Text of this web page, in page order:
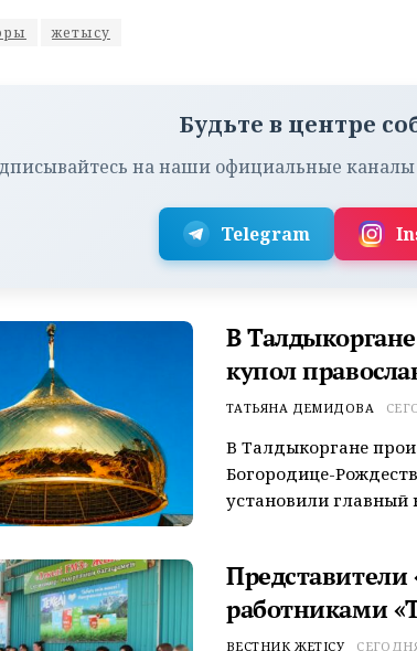
жетысу
Будьте в центре
на наши официальные
Telegram
В
купол
ТАТЬЯНА ДЕМИДОВА
В Талдыкоргане
Богородице-
установили главный
Представители
работниками
ВЕСТНИК ЖЕТІСУ